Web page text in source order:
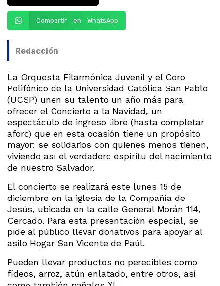
Compartir en WhatsApp
Redacción
La Orquesta Filarmónica Juvenil y el Coro
Polifónico de la Universidad Católica San Pablo
(UCSP) unen su talento un año más para
ofrecer el Concierto a la Navidad, un
espectáculo de ingreso libre (hasta completar
aforo) que en esta ocasión tiene un propósito
mayor: se solidarios con quienes menos tienen,
viviendo así el verdadero espíritu del nacimiento
de nuestro Salvador.
El concierto se realizará este lunes 15 de
diciembre en la iglesia de la Compañía de
Jesús, ubicada en la calle General Morán 114,
Cercado. Para esta presentación especial, se
pide al público llevar donativos para apoyar al
asilo Hogar San Vicente de Paúl.
Pueden llevar productos no perecibles como
fideos, arroz, atún enlatado, entre otros, así